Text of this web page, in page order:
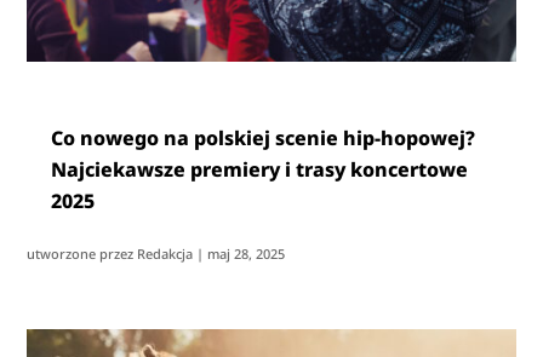
Co nowego na polskiej scenie hip-hopowej?
Najciekawsze premiery i trasy koncertowe
2025
utworzone przez Redakcja | maj 28, 2025